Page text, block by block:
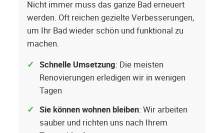
Nicht immer muss das ganze Bad erneuert
werden. Oft reichen gezielte Verbesserungen,
um Ihr Bad wieder schön und funktional zu
machen.
Schnelle Umsetzung: Die meisten
Renovierungen erledigen wir in wenigen
Tagen
Sie können wohnen bleiben: Wir arbeiten
sauber und richten uns nach Ihrem